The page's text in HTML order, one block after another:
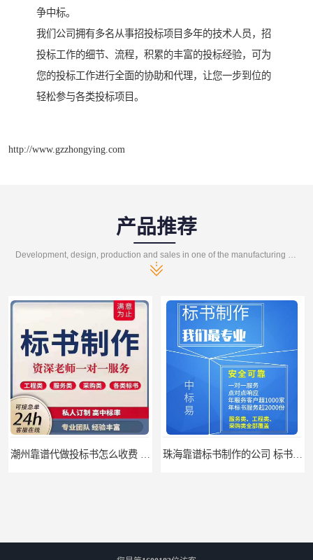
争中标。
我们公司拥有多名从事招投标项目多年的技术人员，招
投标工作的细节、流程，积累的丰富的投标经验，可为
您的投标工作进行全面的协助和代理，让您一步到位的
轻松参与各类投标项目。
http://www.gzzhongying.com
产品推荐